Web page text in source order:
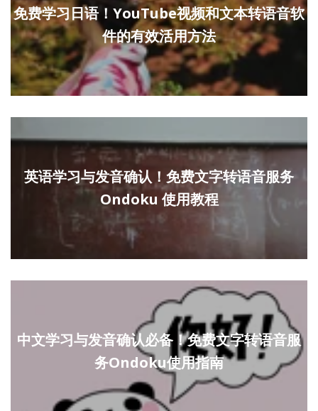
免费学习日语！YouTube视频和文本转语音软
件的有效活用方法
英语学习与发音确认！免费文字转语音服务
Ondoku 使用教程
中文学习与发音确认必备！免费文字转语音服
务Ondoku使用指南